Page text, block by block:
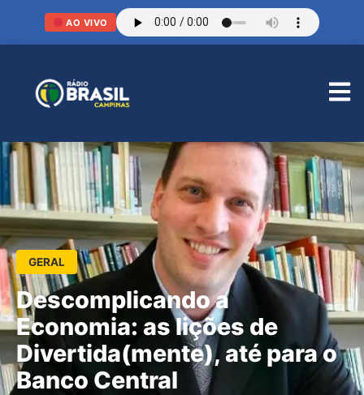
AO VIVO
GERAL
Descomplicando a
Economia: as lições de
Divertida(mente), até para o
Banco Central